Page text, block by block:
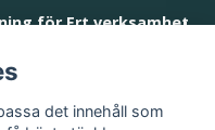
för Ert verksamhet
det innehåll som